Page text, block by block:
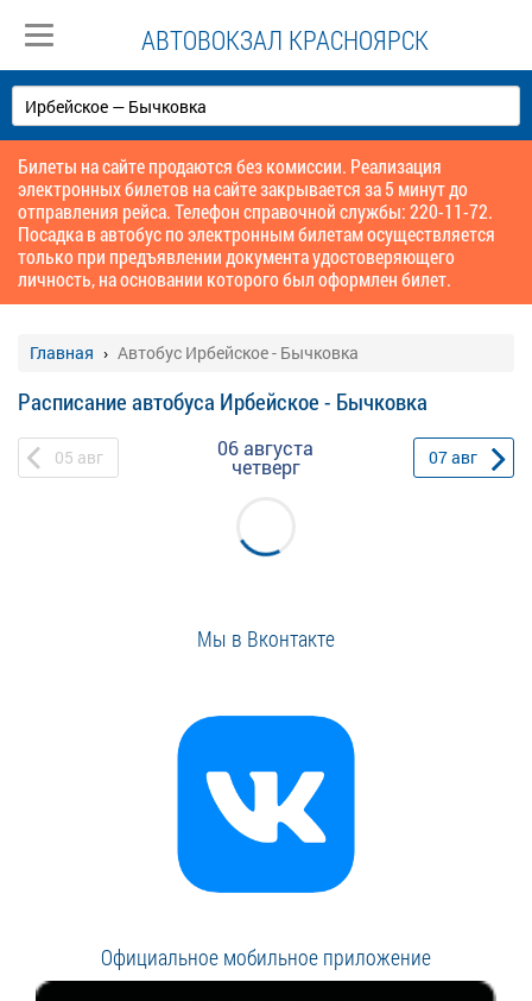
АВТОВОКЗАЛ КРАСНОЯРСК
Билеты на сайте продаются без комиссии. Реализация
электронных билетов на сайте закрывается за 5 минут до
отправления рейса. Телефон справочной службы: 220-11-72.
Посадка в автобус по электронным билетам осуществляется
только при предъявлении документа удостоверяющего
личность, на основании которого был оформлен билет.
Главная Автобус Ирбейское - Бычковка
Расписание автобуса Ирбейское - Бычковка
05 авг 06 августа
четверг 07авг
Мы в Вконтакте
Официальное мобильное приложение